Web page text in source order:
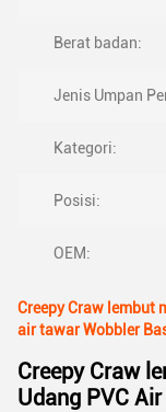
Berat badan:
Jenis Umpan
Kategori:
Posisi:
OEM:
Creepy Craw lembut
air tawar Wobbler
Creepy Craw
Udang PVC